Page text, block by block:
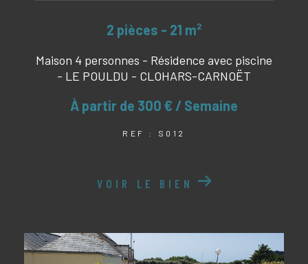
2 pièces - 21 m²
Maison 4 personnes - Résidence avec piscine
- LE POULDU - CLOHARS-CARNOËT
À partir de 300 € / Semaine
REF : S012
VOIR LE BIEN